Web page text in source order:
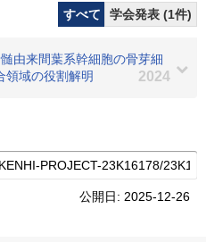
すべて
学会発表 (1件)
由来間葉系幹細胞の骨芽細
領域の役割解明
2024
公開日: 2025-12-26